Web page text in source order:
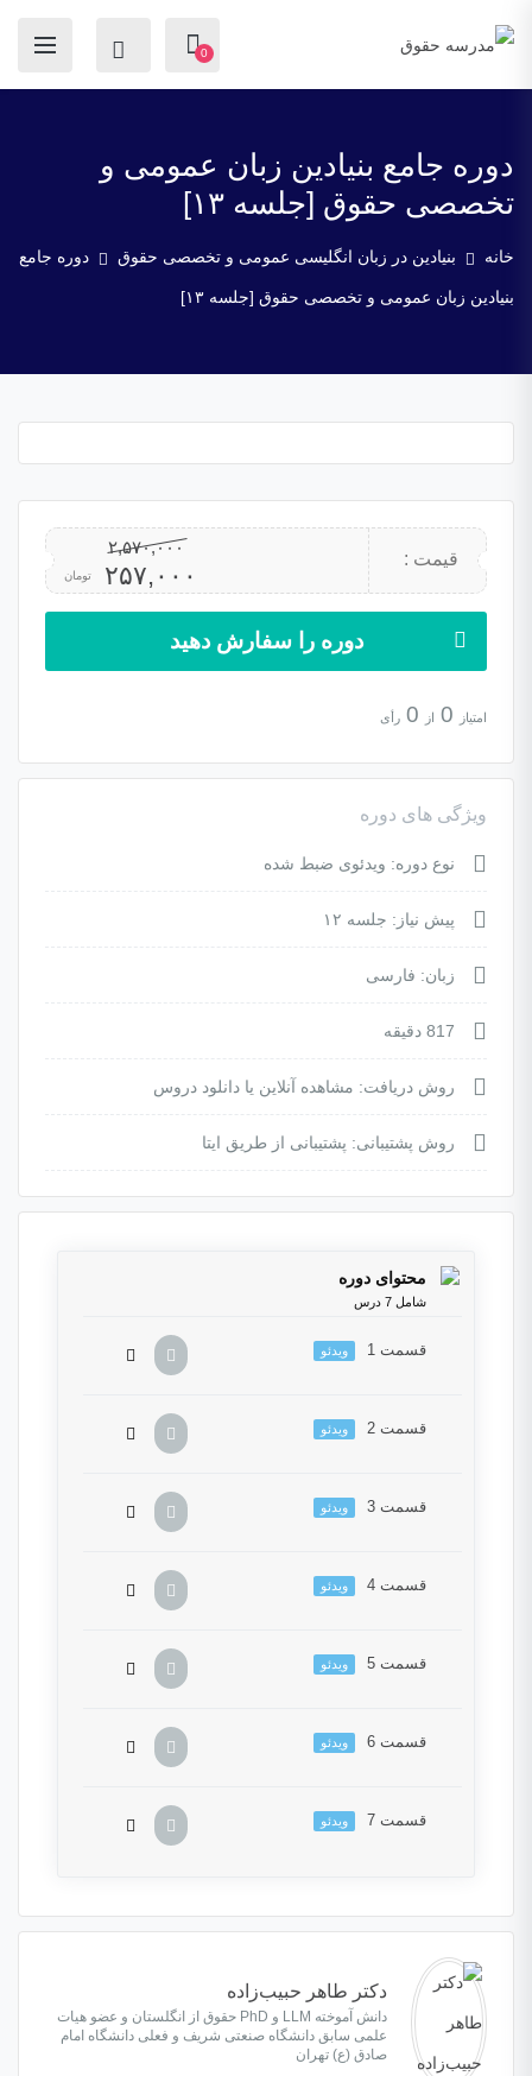
0
دوره جامع بنیادین زبان عمومی و
تخصصی حقوق [جلسه ۱۳]
خانه بنیادین در زبان انگلیسی عمومی و تخصصی حقوق دوره جامع
بنیادین زبان عمومی و تخصصی حقوق [جلسه ۱۳]
قیمت :
۲,۵۷۰,۰۰۰
۲۵۷,۰۰۰ تومان
دوره را سفارش دهید
امتیاز 0 از 0 رأی
ویژگی های دوره
نوع دوره: ویدئوی ضبط شده
پیش نیاز: جلسه ۱۲
زبان: فارسی
817 دقیقه
روش دریافت: مشاهده آنلاین یا دانلود دروس
روش پشتیبانی: پشتیبانی از طریق ایتا
محتوای دوره
شامل 7 درس
قسمت 1 ویدئو
این بخش خصوصی می باشد. برای دسترسی کامل
قسمت 2 ویدئو
این بخش خصوصی می باشد. برای دسترسی کامل
قسمت 3 ویدئو
این بخش خصوصی می باشد. برای دسترسی کامل
قسمت 4 ویدئو
این بخش خصوصی می باشد. برای دسترسی کامل
قسمت 5 ویدئو
این بخش خصوصی می باشد. برای دسترسی کامل
قسمت 6 ویدئو
این بخش خصوصی می باشد. برای دسترسی کامل
قسمت 7 ویدئو
دکتر طاهر حبیب‌‌زاده
دانش آموخته LLM و PhD حقوق از انگلستان و عضو هیات
علمی سابق دانشگاه صنعتی شریف و فعلی دانشگاه امام
صادق (ع) تهران